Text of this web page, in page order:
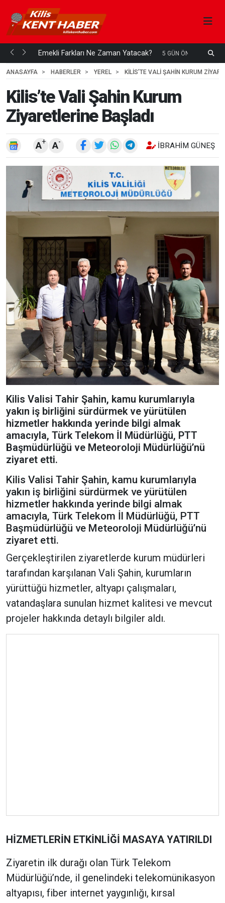
mi... Emekli Farkları Ne Zaman Yatacak? 5 GÜN ÖNCE
ANASAYFA HABERLER YEREL KILIS’TE VALI ŞAHIN KURUM
Kilis’te Vali Şahin Kurum
Ziyaretlerine Başladı
A+ A- İBRAHIM GÜNEŞ
Kilis Valisi Tahir Şahin, kamu kurumlarıyla
yakın iş birliğini sürdürmek ve yürütülen
hizmetler hakkında yerinde bilgi almak
amacıyla, Türk Telekom İl Müdürlüğü, PTT
Başmüdürlüğü ve Meteoroloji Müdürlüğü’nü
ziyaret etti.
Kilis Valisi Tahir Şahin, kamu kurumlarıyla
yakın iş birliğini sürdürmek ve yürütülen
hizmetler hakkında yerinde bilgi almak
amacıyla, Türk Telekom İl Müdürlüğü, PTT
Başmüdürlüğü ve Meteoroloji Müdürlüğü’nü
ziyaret etti.
Gerçekleştirilen ziyaretlerde kurum müdürleri
tarafından karşılanan Vali Şahin, kurumların
yürüttüğü hizmetler, altyapı çalışmaları,
vatandaşlara sunulan hizmet kalitesi ve mevcut
projeler hakkında detaylı bilgiler aldı.
HİZMETLERİN ETKİNLİĞİ MASAYA YATIRILDI
Ziyaretin ilk durağı olan Türk Telekom
Müdürlüğü’nde, il genelindeki telekomünikasyon
altyapısı, fiber internet yaygınlığı, kırsal